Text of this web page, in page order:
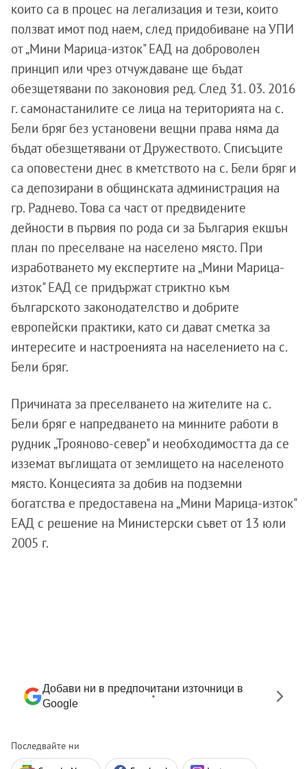
които са в процес на легализация и тези, които
ползват имот под наем, след придобиване на УПИ
от „Мини Марица-изток" ЕАД на доброволен
принцип или чрез отчуждаване ще бъдат
обезщетявани по законовия ред. След 31. 03. 2016
г. самонастанилите се лица на територията на с.
Бели бряг без установени вещни права няма да
бъдат обезщетявани от Дружеството. Списъците
са оповестени днес в кметството на с. Бели бряг и
са депозирани в общинската администрация на
гр. Раднево. Това са част от предвидените
дейности в първия по рода си за България екшън
план по преселване на населено място. При
изработването му експертите на „Мини Марица-
изток" ЕАД се придържат стриктно към
българското законодателство и добрите
европейски практики, като си дават сметка за
интересите и настроенията на населението на с.
Бели бряг.
Причината за преселването на жителите на с.
Бели бряг е напредването на минните работи в
рудник „Трояново-север" и необходимостта да се
изземат въглищата от землището на населеното
място. Концесията за добив на подземни
богатства е предоставена на „Мини Марица-изток"
ЕАД с решение на Министерски съвет от 13 юли
2005 г.
Добави ни в предпочитани източници в
Google
Последвайте ни